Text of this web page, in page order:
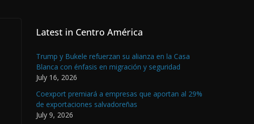
Latest in Centro América
Trump y Bukele refuerzan su alianza en la Casa
Blanca con énfasis en migración y seguridad
July 16, 2026
Coexport premiará a empresas que aportan al 29%
de exportaciones salvadoreñas
July 9, 2026